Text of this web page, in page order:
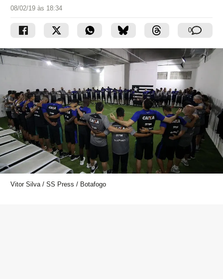
08/02/19 às 18:34
0
Vitor Silva / SS Press / Botafogo